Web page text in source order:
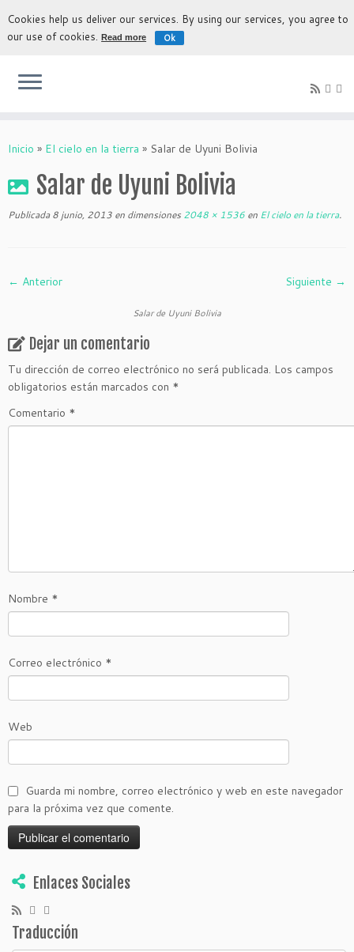
La experiencia más auténtica para descubrir Bolivia
Inicio » El cielo en la tierra » Salar de Uyuni Bolivia
Salar de Uyuni Bolivia
Publicada 8 junio, 2013 en dimensiones 2048 × 1536 en El cielo en la tierra.
← Anterior Siguiente →
Salar de Uyuni Bolivia
Dejar un comentario
Tu dirección de correo electrónico no será publicada. Los campos
obligatorios están marcados con *
Comentario *
Nombre *
Correo electrónico *
Web
Guarda mi nombre, correo electrónico y web en este navegador
para la próxima vez que comente.
Enlaces Sociales
Traducción
Cookies help us deliver our services. By using our services, you agree to
our use of cookies.Read more Ok